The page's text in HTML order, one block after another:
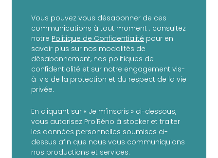
Vous pouvez vous désabonner de ces
communications à tout moment : consultez
notre Politique de Confidentialité pour en
savoir plus sur nos modalités de
désabonnement, nos politiques de
confidentialité et sur notre engagement vis-
à-vis de la protection et du respect de la vie
privée.
En cliquant sur « Je m'inscris » ci-dessous,
vous autorisez Pro'Réno à stocker et traiter
les données personnelles soumises ci-
dessus afin que nous vous communiquions
nos productions et services.